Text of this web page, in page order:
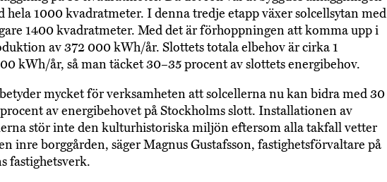
hela 1000 kvadratmeter. I denna tredje etapp växer solcellsytan med
1400 kvadratmeter. Med det är förhoppningen att komma upp i
av 372 000 kWh/år. Slottets totala elbehov är cirka 1
kWh/år, så man täcket 30–35 procent av slottets energibehov.
mycket för verksamheten att solcellerna nu kan bidra med 30
av energibehovet på Stockholms slott. Installationen av
stör inte den kulturhistoriska miljön eftersom alla takfall vetter
inre borggården, säger Magnus Gustafsson, fastighetsförvaltare på
fastighetsverk.